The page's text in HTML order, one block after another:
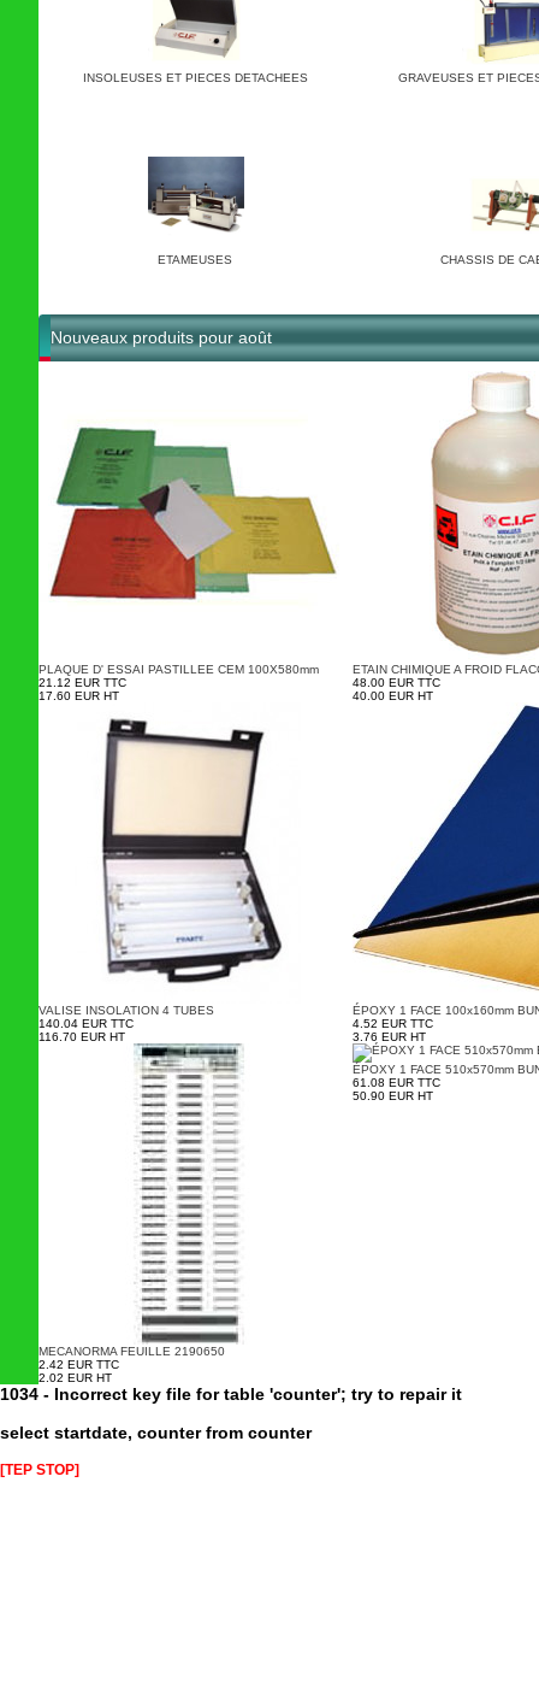
INSOLEUSES ET PIECES DETACHEES GRAVEUSES ET
ETAMEUSES CHASSIS DE
Nouveaux produits pour août
PLAQUE D' ESSAI PASTILLEE CEM 100X580mm
21.12 EUR TTC
17.60 EUR HT
ETAIN CHIMIQUE A FROID
48.00 EUR TTC
40.00 EUR HT
VALISE INSOLATION 4 TUBES
140.04 EUR TTC
116.70 EUR HT
ÉPOXY 1 FACE 100x160mm
4.52 EUR TTC
3.76 EUR HT
MECANORMA FEUILLE 2190650
2.42 EUR TTC
2.02 EUR HT
ÉPOXY 1 FACE 510x570mm
61.08 EUR TTC
50.90 EUR HT
1034 - Incorrect key file for table 'counter'; try to repair it
select startdate, counter from counter
[TEP STOP]